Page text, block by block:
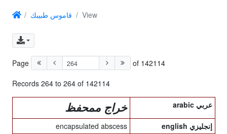
قاموس طبيبك View
Page of 142114
Records 264 to 264 of 142114
arabic عربي خراج ممحفظ
english إنجليزي
encapsulated abscess